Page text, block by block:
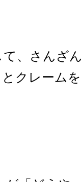
、さんざ
クレーム